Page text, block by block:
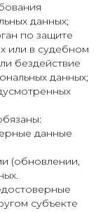
данных;
по защите
или в судебном
бездействие
данных;
данные
(обновлении,
субъекте